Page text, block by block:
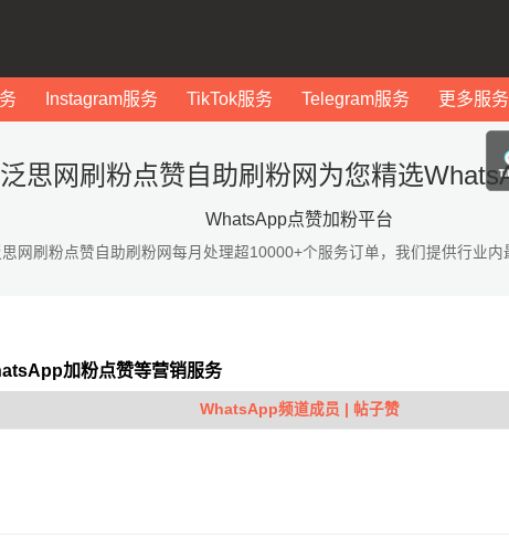
Instagram服务 TikTok服务 Telegram服务 更多服务
泛思网刷粉点赞自助刷粉网为您精选
WhatsApp点赞加粉平台
思网刷粉点赞自助刷粉网每月处理超10000+个服务订单，我们提供行业内
加粉点赞等营销服务
WhatsApp频道成员 | 帖子赞